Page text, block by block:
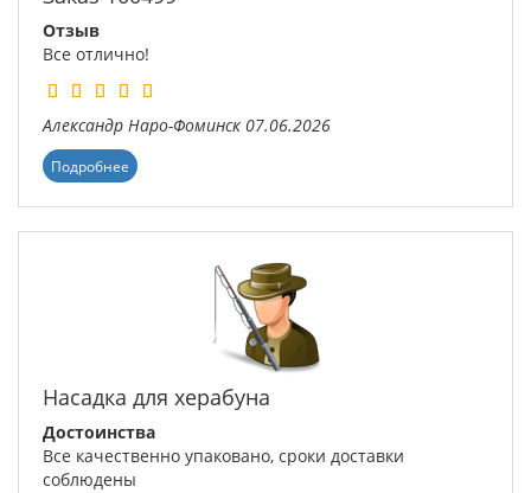
Отзыв
Все отлично!
Александр Наро-Фоминск 07.06.2026
Подробнее
Насадка для херабуна
Достоинства
Все качественно упаковано, сроки доставки
соблюдены